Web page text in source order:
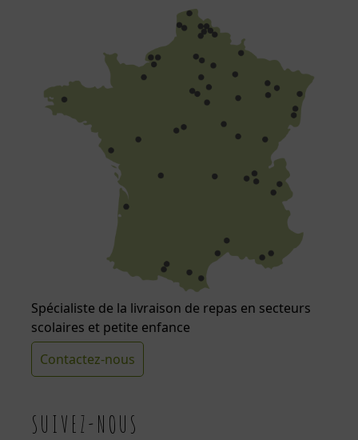
Spécialiste de la livraison de repas en secteurs
scolaires et petite enfance
Contactez-nous
SUIVEZ-NOUS